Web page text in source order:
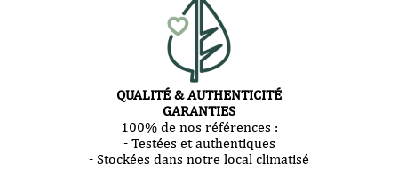
QUALITÉ & AUTHENTICITÉ
GARANTIES
100% de nos références :
- Testées et authentiques
- Stockées dans notre local climatisé